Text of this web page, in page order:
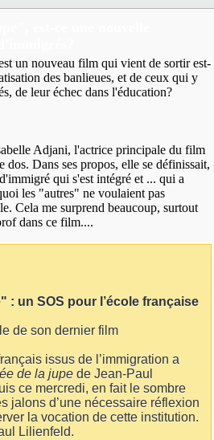
un nouveau film qui vient de sortir est-
des banlieues, et de ceux qui y
de leur échec dans l'éducation?
Adjani, l'actrice principale du film
Dans ses propos, elle se définissait,
qui s'est intégré et ... qui a
les "autres" ne voulaient pas
Cela me surprend beaucoup, surtout
dans ce film....
: un SOS pour l’école française
de son dernier film
issus de l’immigration a
de la jupe de Jean-Paul
ce mercredi, en fait le sombre
jalons d’une nécessaire réflexion
la vocation de cette institution.
Lilienfeld.